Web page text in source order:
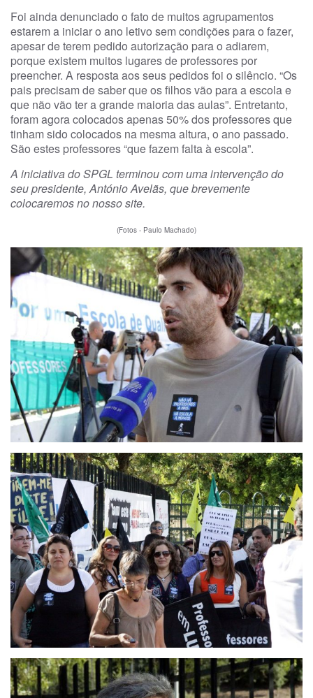
Foi ainda denunciado o fato de muitos agrupamentos
estarem a iniciar o ano letivo sem condições para o fazer,
apesar de terem pedido autorização para o adiarem,
porque existem muitos lugares de professores por
preencher. A resposta aos seus pedidos foi o silêncio. “Os
pais precisam de saber que os filhos vão para a escola e
que não vão ter a grande maioria das aulas”. Entretanto,
foram agora colocados apenas 50% dos professores que
tinham sido colocados na mesma altura, o ano passado.
São estes professores “que fazem falta à escola”.
A iniciativa do SPGL terminou com uma intervenção do
seu presidente, António Avelãs, que brevemente
colocaremos no nosso site.
(Fotos - Paulo Machado)